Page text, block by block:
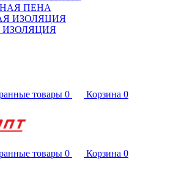
ПЕНА
ИЗОЛЯЦИЯ
товары 0 Корзина 0
товары 0 Корзина 0